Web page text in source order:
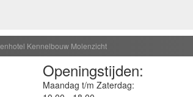
Kennelbouw Molenzicht
Openingstijden:
Maandag t/m Zaterdag: